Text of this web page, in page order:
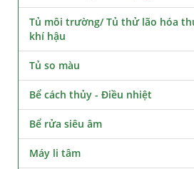
Tủ môi trường/ Tủ thử lão hóa
khí hậu
Tủ so màu
Bể cách thủy - Điều nhiệt
Bể rửa siêu âm
Máy li tâm